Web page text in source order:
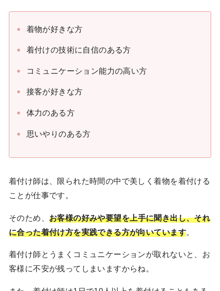
着物が好きな方
着付けの技術に自信のある方
コミュニケーション能力の高い方
接客が好きな方
体力のある方
思いやりのある方
着付け師は、限られた時間の中で美しく着物を着付ける
ことが仕事です。
そのため、 お客様の好みや要望を上手に聞き出し、それ
に合った着付け方を実践できる方が向いています。
着付け師とうまくコミュニケーションが取れないと、お
客様に不安が残ってしまいますからね。